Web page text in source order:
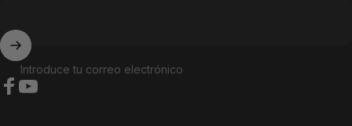
Introduce tu correo electrónico